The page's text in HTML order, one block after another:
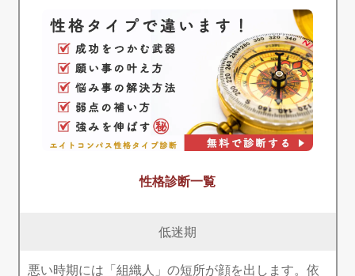
性格診断一覧
低迷期
悪い時期には「組織人」の短所が顔を出します。依